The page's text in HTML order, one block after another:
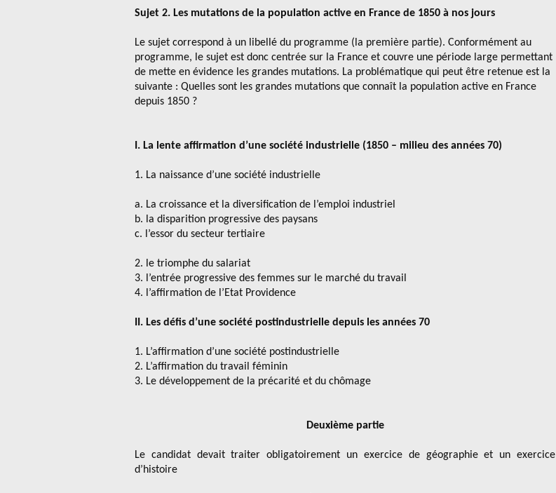
Sujet 2. Les mutations de la population active en France de 1850 à nos jours
Le sujet correspond à un libellé du programme (la première partie). Conformément au
programme, le sujet est donc centrée sur la France et couvre une période large permettant
de mette en évidence les grandes mutations. La problématique qui peut être retenue est la
suivante : Quelles sont les grandes mutations que connaît la population active en France
depuis 1850 ?
I. La lente affirmation d’une société industrielle (1850 – milieu des années 70)
1. La naissance d’une société industrielle
a. La croissance et la diversification de l’emploi industriel
b. la disparition progressive des paysans
c. l’essor du secteur tertiaire
2. le triomphe du salariat
3. l’entrée progressive des femmes sur le marché du travail
4. l’affirmation de l’Etat Providence
II. Les défis d’une société postindustrielle depuis les années 70
1. L’affirmation d’une société postindustrielle
2. L’affirmation du travail féminin
3. Le développement de la précarité et du chômage
Deuxième partie
Le candidat devait traiter obligatoirement un exercice de géographie et un exercice
d’histoire